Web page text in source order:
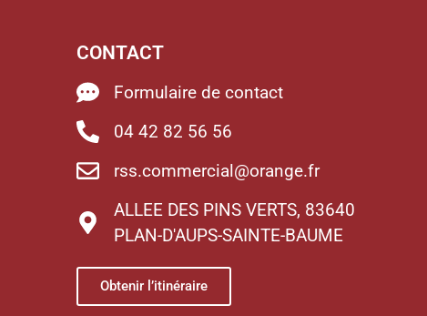
CONTACT
Formulaire de contact
04 42 82 56 56
rss.commercial@orange.fr
ALLEE DES PINS VERTS, 83640
PLAN-D'AUPS-SAINTE-BAUME
Obtenir l’itinéraire